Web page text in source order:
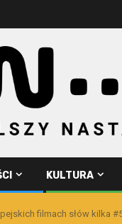
KULTURA
filmach słów kilka